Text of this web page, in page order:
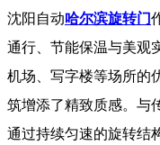
沈阳自动哈尔滨旋转门
通行、节能保温与美观
机场、写字楼等场所的
筑增添了精致质感。与
通过持续匀速的旋转结